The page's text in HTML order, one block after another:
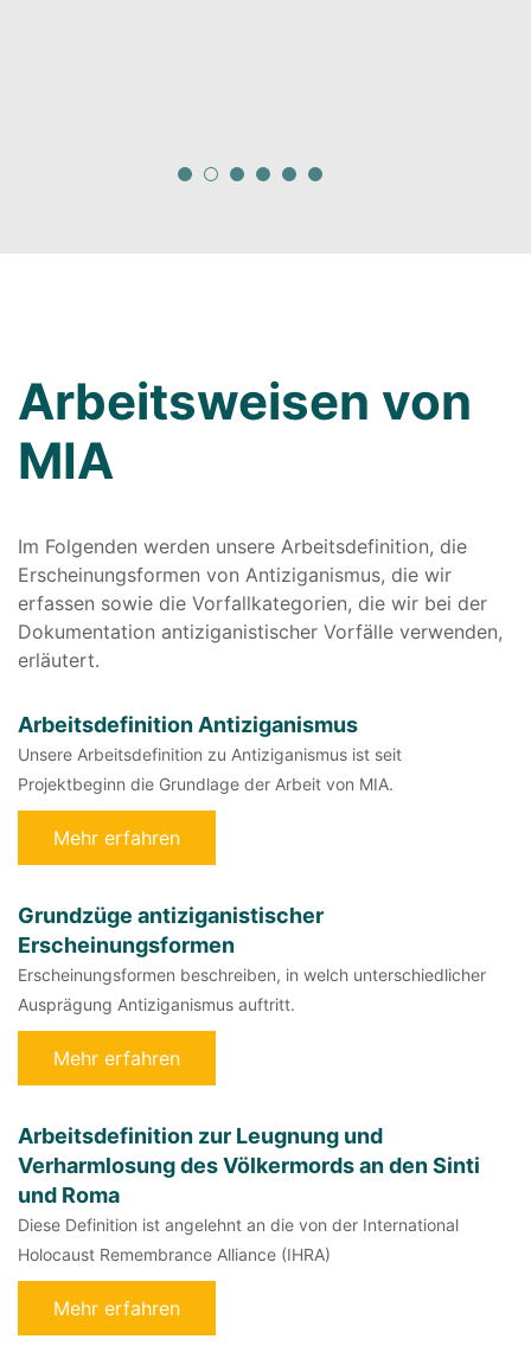
Arbeitsweisen von
MIA
Im Folgenden werden unsere Arbeitsdefinition, die
Erscheinungsformen von Antiziganismus, die wir
erfassen sowie die Vorfallkategorien, die wir bei der
Dokumentation antiziganistischer Vorfälle verwenden,
erläutert.
Arbeitsdefinition Antiziganismus
Unsere Arbeitsdefinition zu Antiziganismus ist seit
Projektbeginn die Grundlage der Arbeit von MIA.
Mehr erfahren
Grundzüge antiziganistischer
Erscheinungsformen
Erscheinungsformen beschreiben, in welch unterschiedlicher
Ausprägung Antiziganismus auftritt.
Mehr erfahren
Arbeitsdefinition zur Leugnung und
Verharmlosung des Völkermords an den Sinti
und Roma
Diese Definition ist angelehnt an die von der International
Holocaust Remembrance Alliance (IHRA)
Mehr erfahren